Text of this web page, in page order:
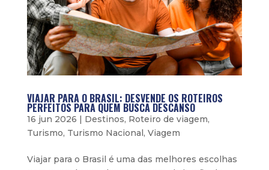
VIAJAR PARA O BRASIL: DESVENDE OS ROTEIROS
PERFEITOS PARA QUEM BUSCA DESCANSO
16 jun 2026 Destinos, Roteiro de viagem,
Turismo, Turismo Nacional , Viagem
Viajar para o Brasil é uma das melhores escolhas